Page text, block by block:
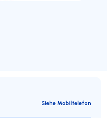
Siehe Mobiltelefon